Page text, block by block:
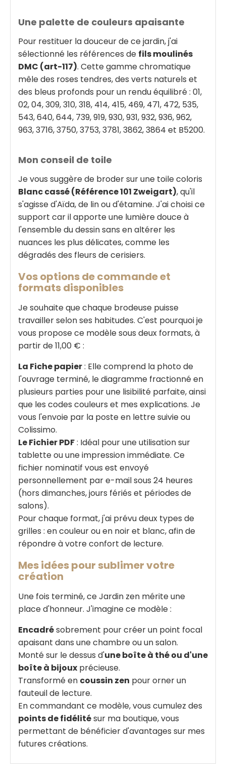
Une palette de couleurs apaisante
Pour restituer la douceur de ce jardin, j'ai
sélectionné les références de fils moulinés
DMC (art-117). Cette gamme chromatique
mêle des roses tendres, des verts naturels et
des bleus profonds pour un rendu équilibré : 01,
02, 04, 309, 310, 318, 414, 415, 469, 471, 472, 535,
543, 640, 644, 739, 919, 930, 931, 932, 936, 962,
963, 3716, 3750, 3753, 3781, 3862, 3864 et B5200.
Mon conseil de toile
Je vous suggère de broder sur une toile coloris
Blanc cassé (Référence 101 Zweigart), qu'il
s'agisse d'Aïda, de lin ou d'étamine. J'ai choisi ce
support car il apporte une lumière douce à
l'ensemble du dessin sans en altérer les
nuances les plus délicates, comme les
dégradés des fleurs de cerisiers.
Vos options de commande et
formats disponibles
Je souhaite que chaque brodeuse puisse
travailler selon ses habitudes. C'est pourquoi je
vous propose ce modèle sous deux formats, à
partir de 11,00 € :
La Fiche papier: Elle comprend la photo de
l'ouvrage terminé, le diagramme fractionné en
plusieurs parties pour une lisibilité parfaite, ainsi
que les codes couleurs et mes explications. Je
vous l'envoie par la poste en lettre suivie ou
Colissimo.
Le Fichier PDF: Idéal pour une utilisation sur
tablette ou une impression immédiate. Ce
fichier nominatif vous est envoyé
personnellement par e-mail sous 24 heures
(hors dimanches, jours fériés et périodes de
salons).
Pour chaque format, j'ai prévu deux types de
grilles : en couleur ou en noir et blanc, afin de
répondre à votre confort de lecture.
Mes idées pour sublimer votre
création
Une fois terminé, ce Jardin zen mérite une
place d'honneur. J'imagine ce modèle :
Encadrésobrement pour créer un point focal
apaisant dans une chambre ou un salon.
Monté sur le dessus d'une boîte à thé ou d'une
boîte à bijoux précieuse.
Transformé en coussin zen pour orner un
fauteuil de lecture.
En commandant ce modèle, vous cumulez des
points de fidélitésur ma boutique, vous
permettant de bénéficier d'avantages sur mes
futures créations.